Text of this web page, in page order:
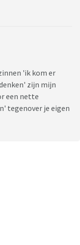
'ik kom er
zijn mijn
een nette
tegenover je eigen